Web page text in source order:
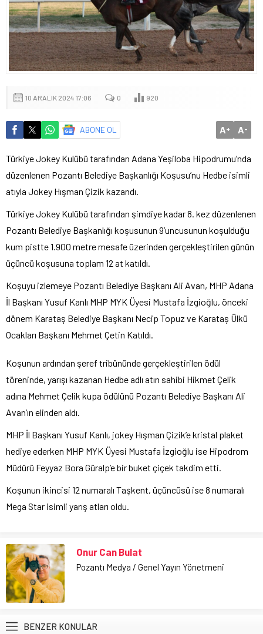
10 ARALIK 2024 17:06 0 920
ABONE OL A+ A-
Türkiye Jokey Kulübü tarafından Adana Yeşiloba Hipodrumu’nda
düzenlenen Pozantı Belediye Başkanlığı Koşusu’nu Hedbe isimli
atıyla Jokey Hışman Çizik kazandı.
Türkiye Jokey Kulübü tarafından şimdiye kadar 8. kez düzenlenen
Pozantı Belediye Başkanlığı koşusunun 9’uncusunun koşulduğu
kum pistte 1.900 metre mesafe üzerinden gerçekleştirilen günün
üçüncü koşusuna toplam 12 at katıldı.
Koşuyu izlemeye Pozantı Belediye Başkanı Ali Avan, MHP Adana
İl Başkanı Yusuf Kanlı MHP MYK Üyesi Mustafa İzgioğlu, önceki
dönem Karataş Belediye Başkanı Necip Topuz ve Karataş Ülkü
Ocakları Başkanı Mehmet Çetin Katıldı.
Koşunun ardından şeref tribününde gerçekleştirilen ödül
töreninde, yarışı kazanan Hedbe adlı atın sahibi Hikmet Çelik
adına Mehmet Çelik kupa ödülünü Pozantı Belediye Başkanı Ali
Avan’ın elinden aldı.
MHP İl Başkanı Yusuf Kanlı, jokey Hışman Çizik’e kristal plaket
hediye ederken MHP MYK Üyesi Mustafa İzgioğlu ise Hipodrom
Müdürü Feyyaz Bora Güralp’e bir buket çiçek takdim etti.
Koşunun ikincisi 12 numaralı Taşkent, üçüncüsü ise 8 numaralı
Mega Star isimli yarış atları oldu.
Onur Can Bulat
Pozantı Medya / Genel Yayın Yönetmeni
BENZER KONULAR